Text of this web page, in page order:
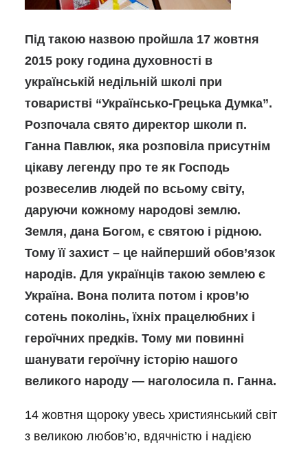
Під такою назвою пройшла 17 жовтня
2015 року година духовності в
українській недільній школі при
товаристві “Українсько-Грецька Думка”.
Розпочала свято директор школи п.
Ганна Павлюк, яка розповіла присутнім
цікаву легенду про те як Господь
розвеселив людей по всьому світу,
даруючи кожному народові землю.
Земля, дана Богом, є святою і рідною.
Тому її захист – це найперший обов’язок
народів. Для українців такою землею є
Україна. Вона полита потом і кров’ю
сотень поколінь, їхніх працелюбних і
героїчних предків. Тому ми повинні
шанувати героїчну історію нашого
великого народу — наголосила п. Ганна.
14 жовтня щороку увесь християнський світ
з великою любов’ю, вдячністю і надією